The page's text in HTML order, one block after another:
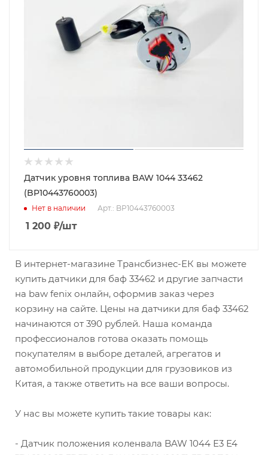
Датчик уровня топлива BAW 1044 33462
(BP10443760003)
Нет в наличии Арт.: BP10443760003
1 200 ₽/шт
В интернет-магазине Трансбизнес-ЕК вы можете
купить датчики для баф 33462 и другие запчасти
на baw fenix онлайн, оформив заказ через
корзину на сайте. Цены на датчики для баф 33462
начинаются от 390 рублей. Наша команда
профессионалов готова оказать помощь
покупателям в выборе деталей, агрегатов и
автомобильной продукции для грузовиков из
Китая, а также ответить на все ваши вопросы.
У нас вы можете купить такие товары как:
- Датчик положения коленвала BAW 1044 Е3 Е4